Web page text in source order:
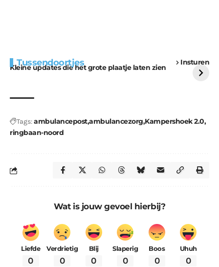
Tussendoortjes Insturen
Kleine updates die het grote plaatje laten zien
voor kabouters
uitdaging
Tags:ambulancepostambulancezorg Kampershoek 2.0
ringbaan-noord
Wat is jouw gevoel hierbij?
Liefde
0
Verdrietig
0
Blij
0
Slaperig
0
Boos
0
Uhuh
0